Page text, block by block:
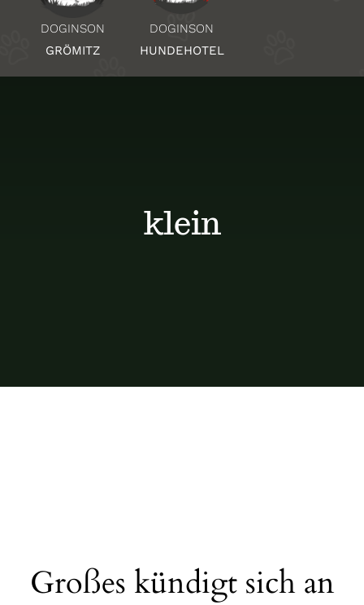
Über Uns
DOGINSON
GRÖMITZ
DOGINSON
HUNDEHOTEL
klein
Großes kündigt sich an